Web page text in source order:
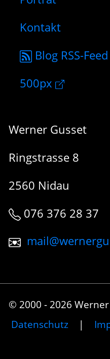
Kontakt
Blog RSS-Feed
500px
Werner Gusset
Ringstrasse 8
2560 Nidau
076 376 28 37
© 2000 - 2026
Datenschutz
|